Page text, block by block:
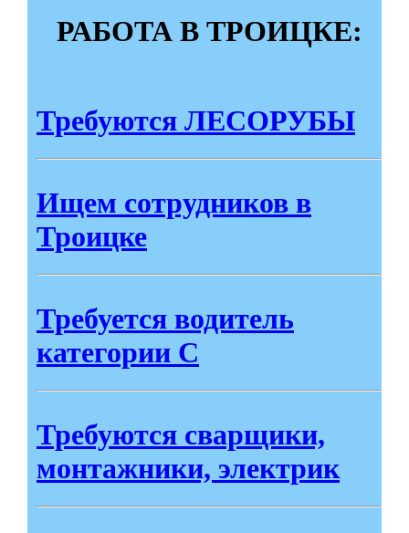
РАБОТА В ТРОИЦКЕ:
Требуются ЛЕСОРУБЫ
Ищем сотрудников в
Троицке
Требуется водитель
категории С
Требуются сварщики,
монтажники, электрик